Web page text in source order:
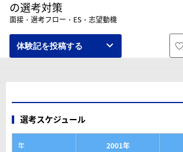
の選考対策
面接・選考フロー・ES・志望動機
体験記を投稿する
選考スケジュール
年 2001年